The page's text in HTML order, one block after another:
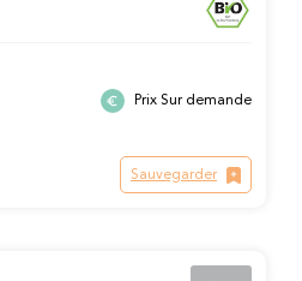
Prix Sur demande
Sauvegarder